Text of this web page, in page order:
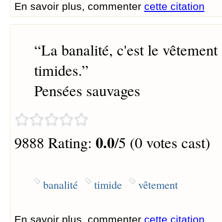
En savoir plus, commenter cette citation
“La banalité, c'est le vêtement
timides.”
Pensées sauvages
9888 Rating: 0.0/5 (0 votes cast)
banalité timide vêtement
En savoir plus, commenter cette citation